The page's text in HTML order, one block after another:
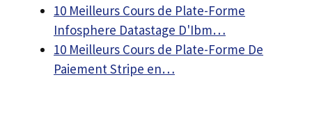
10 Meilleurs Cours de Plate-Forme
Infosphere Datastage D'Ibm…
10 Meilleurs Cours de Plate-Forme De
Paiement Stripe en…